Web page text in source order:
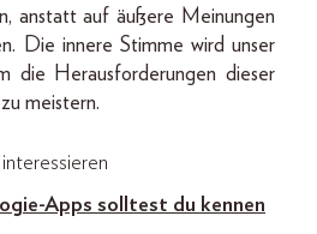
anstatt auf äußere Meinungen
Die innere Stimme wird unser
die Herausforderungen dieser
meistern.
Apps solltest du kennen